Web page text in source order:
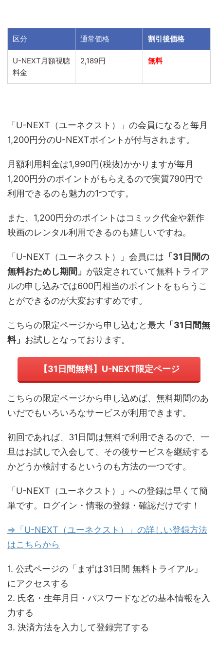
区分 通常価格 割引後価格
U-NEXT月額視聴
料金
2,189円 無料
「U-NEXT（ユーネクスト）」の会員になると毎月
1,200円分のU-NEXTポイントが付与されます。
月額利用料金は1,990円(税抜)かかりますが毎月
1,200円分のポイントがもらえるので実質790円で
利用できるのも魅力の1つです。
また、1,200円分のポイントはコミック代金や新作
映画のレンタル利用できるのも嬉しいですね。
「U-NEXT（ユーネクスト）」会員には 「31日間の
無料おためし期間」 が設定されていて無料トライア
ルの申し込みでは600円相当のポイントをもらうこ
とができるのが大変おすすめです。
こちらの限定ページから申し込むと最大 「31日間無
料」 お試しとなっております。
【31日間無料】U-NEXT限定ページ
こちらの限定ページから申し込めば、無料期間のあ
いだでもいろいろなサービスが利用できます。
初回であれば、31日間は無料で利用できるので、一
旦はお試しで入会して、その後サービスを継続する
かどうか検討するというのも方法の一つです。
「U-NEXT（ユーネクスト）」への登録は早くて簡
単です。ログイン・情報の登録・確認だけです！
⇒「U-NEXT（ユーネクスト）」の詳しい登録方法
はこちらから
1. 公式ページの「まずは31日間 無料トライアル」
にアクセスする
2. 氏名・生年月日・パスワードなどの基本情報を入
力する
3. 決済方法を入力して登録完了する